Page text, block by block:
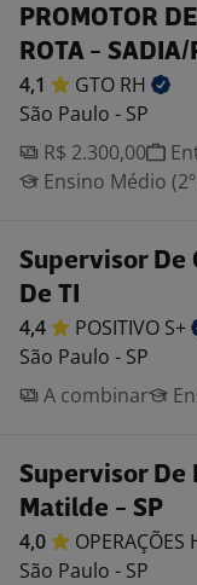
PROMOTOR
ROTA - SADIA/
4,1 GTO RH
São Paulo - SP
R$ 2.300,00
Ensino Médio
Supervisor De
De TI
4,4 POSITIVO S+
São Paulo - SP
A combinar
Supervisor De
Matilde - SP
4,0 OPERAÇÕES
São Paulo - SP